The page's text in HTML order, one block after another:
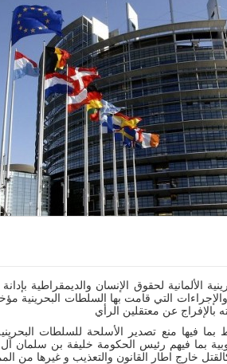
والإجراءات التي قامت بها السلطات البحرينية
عن معتقلين الرأي
فيها منع تصدير الأسلحة للسلطات
بما فيهم رئيس الحكومة خليفة بن
خارج اطار القانون والتعذيب و غيرها من